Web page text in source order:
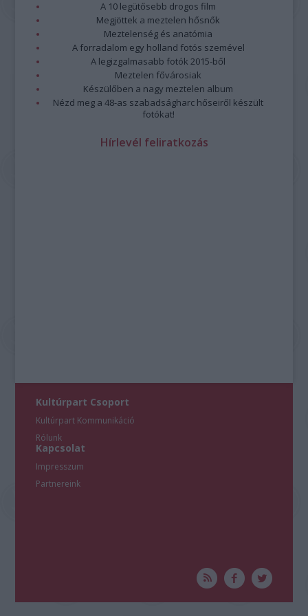
A 10 legütősebb drogos film
Megjöttek a meztelen hősnők
Meztelenség és anatómia
A forradalom egy holland fotós szemével
A legizgalmasabb fotók 2015-ből
Meztelen fővárosiak
Készülőben a nagy meztelen album
Nézd meg a 48-as szabadságharc hőseiről készült
fotókat!
Hírlevél feliratkozás
Kultúrpart Csoport
Kultúrpart Kommunikáció
Rólunk
Kapcsolat
Impresszum
Partnereink